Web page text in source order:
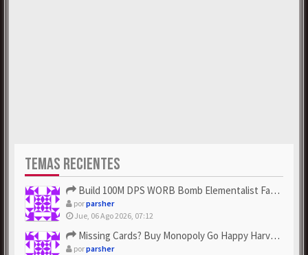
TEMAS RECIENTES
Build 100M DPS WORB Bomb Elementalist Fast - Grab POE Curren...
porparsher
Jue, 06 Ago 2026, 07:12
Missing Cards? Buy Monopoly Go Happy Harvest with Looney Tun...
porparsher